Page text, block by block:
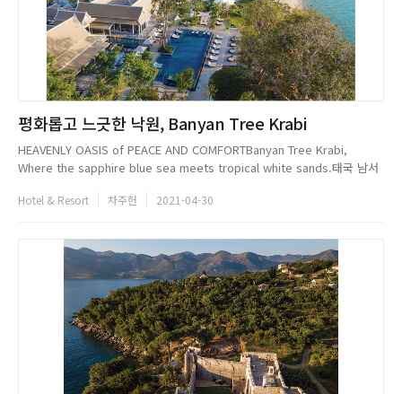
평화롭고 느긋한 낙원, Banyan Tree Krabi
HEAVENLY OASIS of PEACE AND COMFORTBanyan Tree Krabi,
Where the sapphire blue sea meets tropical white sands.태국 남서
른 Adaman 해(海)와 바다에서 솟구친 듯한 석회암 절벽의 ...
Hotel & Resort 차주헌 2021-04-30